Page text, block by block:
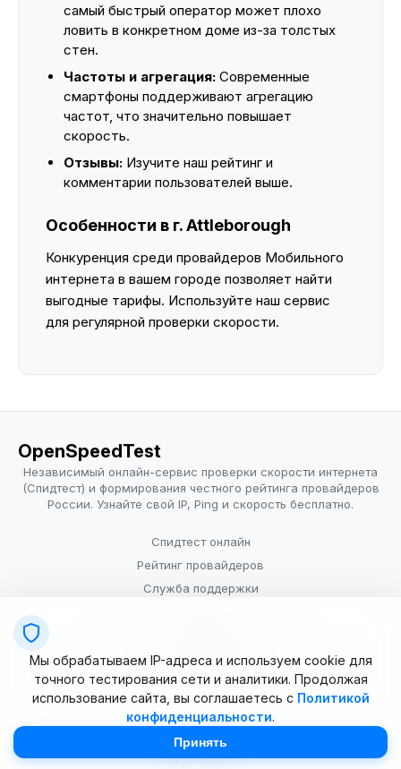
самый быстрый оператор может плохо
ловить в конкретном доме из-за толстых
стен.
Частоты и агрегация: Современные
смартфоны поддерживают агрегацию
частот, что значительно повышает
скорость.
Отзывы: Изучите наш рейтинг и
комментарии пользователей выше.
Особенности в г. Attleborough
Конкуренция среди провайдеров Мобильного
интернета в вашем городе позволяет найти
выгодные тарифы. Используйте наш сервис
для регулярной проверки скорости.
OpenSpeedTest
Независимый онлайн-сервис проверки скорости интернета
(Спидтест) и формирования честного рейтинга провайдеров
России. Узнайте свой IP, Ping и скорость бесплатно.
Спидтест онлайн
Рейтинг провайдеров
Служба поддержки
Условия использования
© 2025–2026 OpenSpeedTest (ИП Долматова В.В.). Все права
Мы обрабатываем IP-адреса и используем cookie для
точного тестирования сети и аналитики. Продолжая
использование сайта, вы соглашаетесь с Политикой
конфиденциальности.
Принять